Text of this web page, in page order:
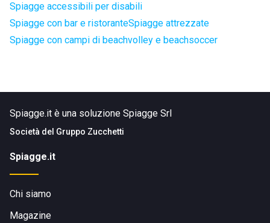
Spiagge accessibili per disabili
Spiagge con bar e ristoranteSpiagge attrezzate
Spiagge con campi di beachvolley e beachsoccer
Spiagge.it è una soluzione Spiagge Srl
Società del Gruppo Zucchetti
Spiagge.it
Chi siamo
Magazine